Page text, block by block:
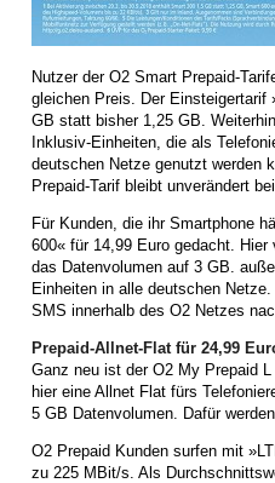
Nutzer der O2 Smart Prepaid-
gleichen Preis. Der
GB statt bisher 1,25 GB.
Inklusiv-Einheiten, die als
deutschen Netze genutzt werden
Prepaid-Tarif bleibt unverändert
Für Kunden, die ihr Smartphone
600« für 14,99 Euro gedacht.
das Datenvolumen auf 3 GB.
Einheiten in alle deutschen
SMS innerhalb des O2 Netzes
Prepaid-Allnet-Flat für 24,99
Ganz neu ist der O2 My Prepaid
hier eine Allnet Flat fürs
5 GB Datenvolumen. Dafür
O2 Prepaid Kunden surfen mit
zu 225 MBit/s. Als